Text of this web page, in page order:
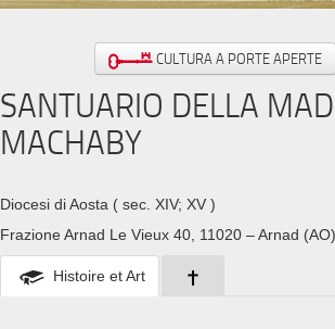
CULTURA A PORTE APERTE
SANTUARIO DELLA
MACHABY
Diocesi di Aosta ( sec. XIV; XV )
Frazione Arnad Le Vieux 40, 11020 – Arnad (AO)
Histoire et Art
Vos choix en matière de